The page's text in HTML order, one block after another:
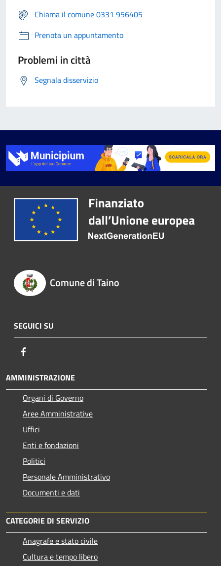
Chiama il comune 0331 956405
Prenota un appuntamento
Problemi in città
Segnala disservizio
Comune di Taino
SEGUICI SU
AMMINISTRAZIONE
Organi di Governo
Aree Amministrative
Uffici
Enti e fondazioni
Politici
Personale Amministrativo
Documenti e dati
CATEGORIE DI SERVIZIO
Anagrafe e stato civile
Cultura e tempo libero